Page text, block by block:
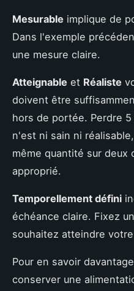
Mesurable implique de
Dans l'exemple
une mesure claire.
Atteignable et Réaliste
doivent être
hors de portée. Perdre
n'est ni sain ni
même quantité sur deux
approprié.
Temporellement défini
échéance claire. Fixez
souhaitez atteindre votre
Pour en savoir
conserver une